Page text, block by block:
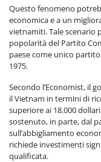
Questo fenomeno
economica e a un
vietnamiti. Tale scenario
popolarità del Partito
paese come unico
1975.
Secondo l’Economist, il
il Vietnam in termini di
superiore ai 18.000
sostenuto, in parte, dal
sull’abbigliamento
richiede investimenti
qualificata.